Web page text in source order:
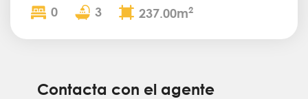
0 3 237.00m2
Contacta con el agente